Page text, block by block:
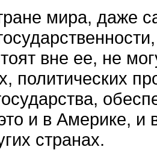
мира, даже
вне ее, не
политических
и в Америке,
странах.